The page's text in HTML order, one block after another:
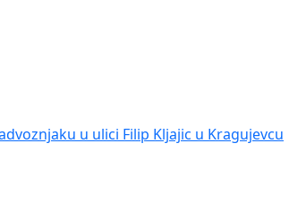
u ulici Filip Kljajic u Kragujevcu